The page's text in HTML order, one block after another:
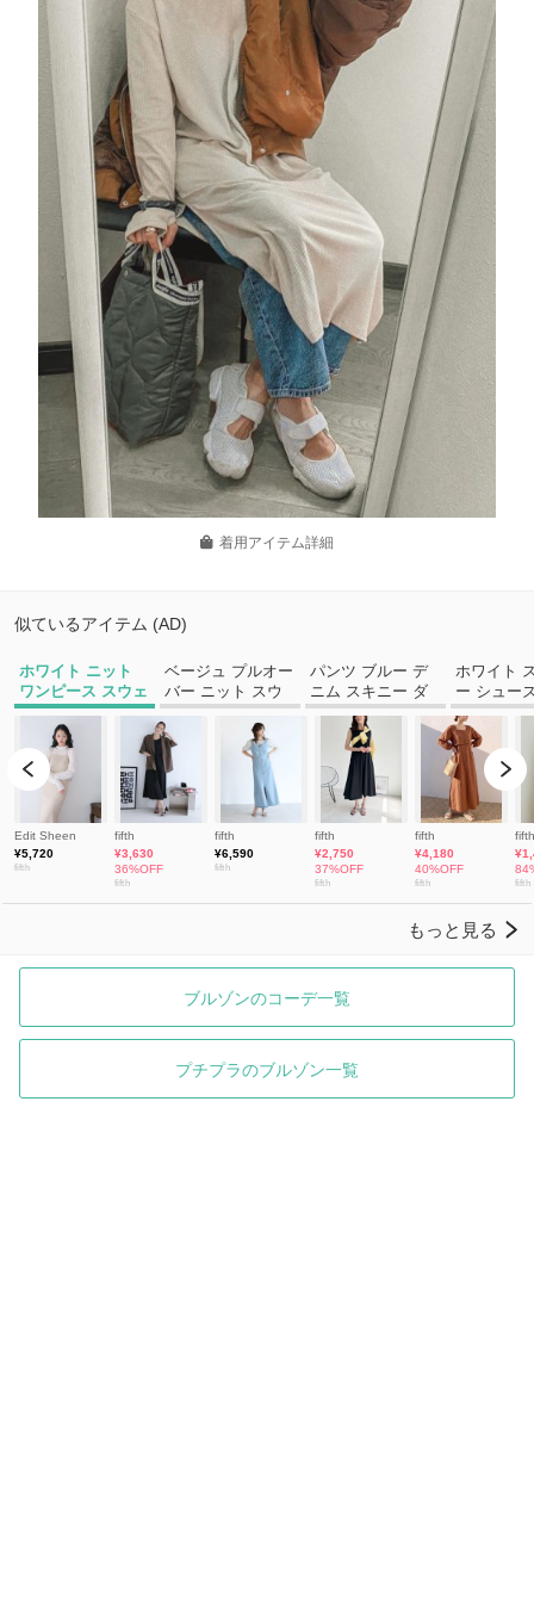
着用アイテム詳細
ブルゾンのコーデ一覧
プチプラのブルゾン一覧